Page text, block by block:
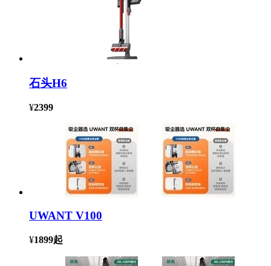
石头H6
¥2399
UWANT V100
¥1899起